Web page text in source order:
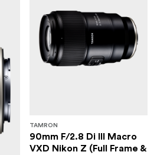
TAMRON
90mm F/2.8 Di III Macro
VXD Nikon Z (Full Frame &